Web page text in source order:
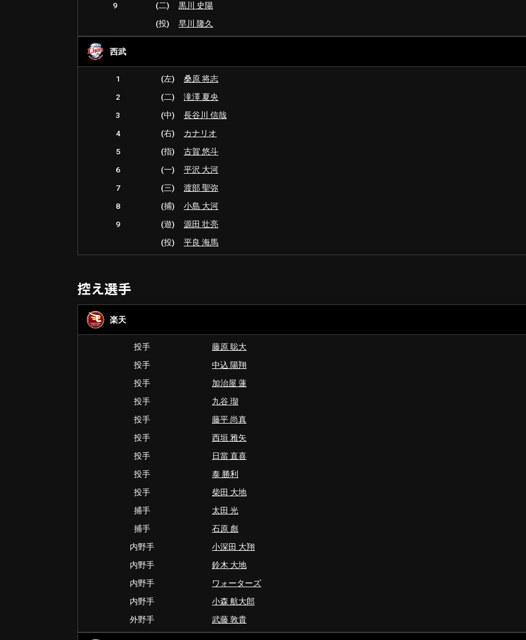
9
(二)
黒川 史陽
(投)
早川 隆久
西武
1 (左)
桑原 将志
2
(二)
滝澤 夏央
3
(中)
長谷川 信哉
4
(右)
カナリオ
5
(指)
古賀 悠斗
6
(一)
平沢 大河
7
(三)
渡部 聖弥
8
(捕)
小島 大河
9
(遊)
源田 壮亮
(投)
平良 海馬
控え選手
楽天
投手
藤原 聡大
投手
中込 陽翔
投手
加治屋 蓮
投手
九谷 瑠
投手
藤平 尚真
投手
西垣 雅矢
投手
日當 直喜
投手
泰 勝利
投手
柴田 大地
捕手
太田 光
捕手
石原 彪
内野手
小深田 大翔
内野手
鈴木 大地
内野手
ワォーターズ
内野手
小森 航大郎
外野手
武藤 敦貴